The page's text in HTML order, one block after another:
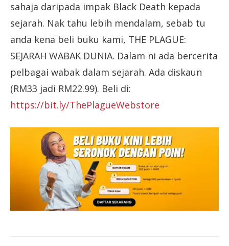
sahaja daripada impak Black Death kepada
sejarah. Nak tahu lebih mendalam, sebab tu
anda kena beli buku kami, THE PLAGUE:
SEJARAH WABAK DUNIA. Dalam ni ada bercerita
pelbagai wabak dalam sejarah. Ada diskaun
(RM33 jadi RM22.99). Beli di:
https://bit.ly/ThePlagueWebstore